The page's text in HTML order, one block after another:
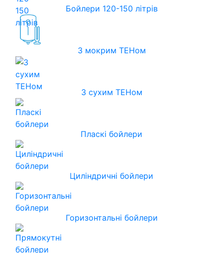
Бойлери 120-150 літрів
З мокрим ТЕНом
З сухим ТЕНом
Пласкі бойлери
Циліндричні бойлери
Горизонтальні бойлери